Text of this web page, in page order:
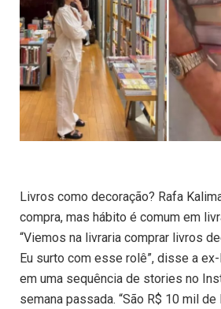
Livros como decoração? Rafa
compra, mas hábito é comum em
“Viemos na livraria comprar livros
Eu surto com esse rolê”, disse a
em uma sequência de stories no
semana passada. “São R$ 10 mil